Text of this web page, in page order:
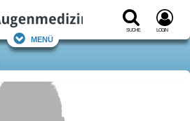
Suche Login
Menü